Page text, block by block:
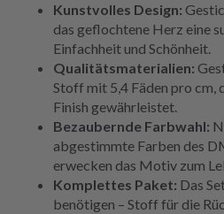
Kunstvolles Design:
das geflochtene Herz eine
Einfachheit und Schönheit.
Qualitätsmaterialien:
Stoff mit 5,4 Fäden pro cm,
Finish gewährleistet.
Bezaubernde Farbwahl:
abgestimmte Farben des
erwecken das Motiv zum
Komplettes Paket: Das
benötigen – Stoff für die